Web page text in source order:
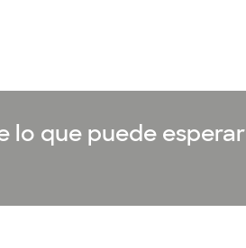
que puede